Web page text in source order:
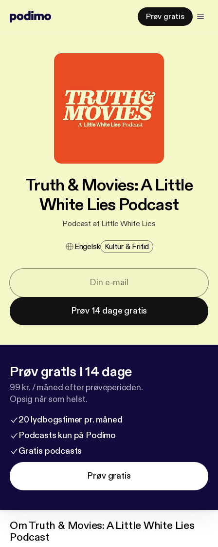
Prøv gratis
Truth & Movies: A Little
White Lies Podcast
Podcast af Little White Lies
Engelsk Kultur & Fritid
Prøv 14 dage gratis
Prøv gratis i 14 dage
99 kr. / måned efter prøveperioden.
Opsig når som helst.
20 lydbogstimer pr. måned
Podcasts kun på Podimo
Gratis podcasts
Prøv gratis
OmTruth & Movies: A Little White Lies
Podcast